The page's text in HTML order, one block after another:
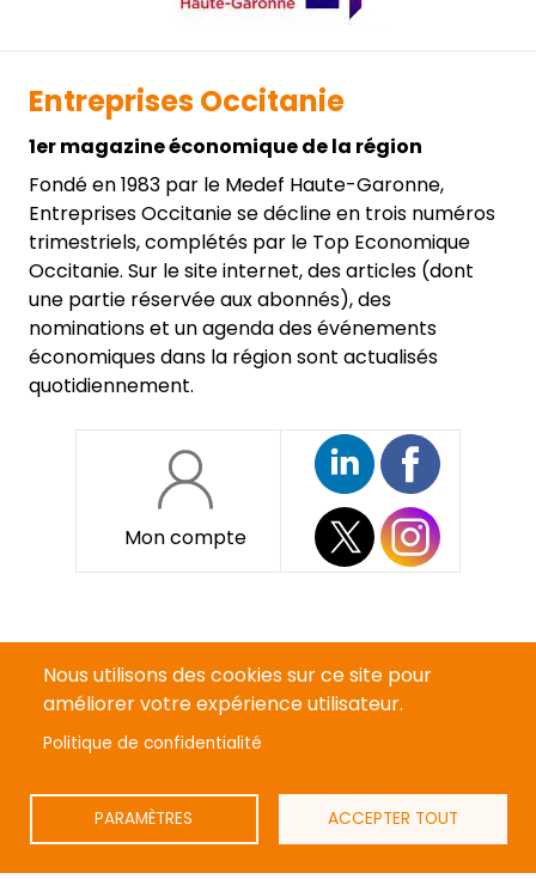
Nous utilisons des cookies sur ce site pour
améliorer votre expérience utilisateur.
Politique de confidentialité
PARAMÈTRES ACCEPTER TOUT
Entreprises Occitanie
1er magazine économique de la région
Fondé en 1983 par le Medef Haute-Garonne,
Entreprises Occitanie se décline en trois numéros
trimestriels, complétés par le Top Economique
Occitanie. Sur le site internet, des articles (dont
une partie réservée aux abonnés), des
nominations et un agenda des événements
économiques dans la région sont actualisés
quotidiennement.
Mon compte
Pied
page
Devenir annonceur
Mentions légales
Politique de confidentialité
CGV